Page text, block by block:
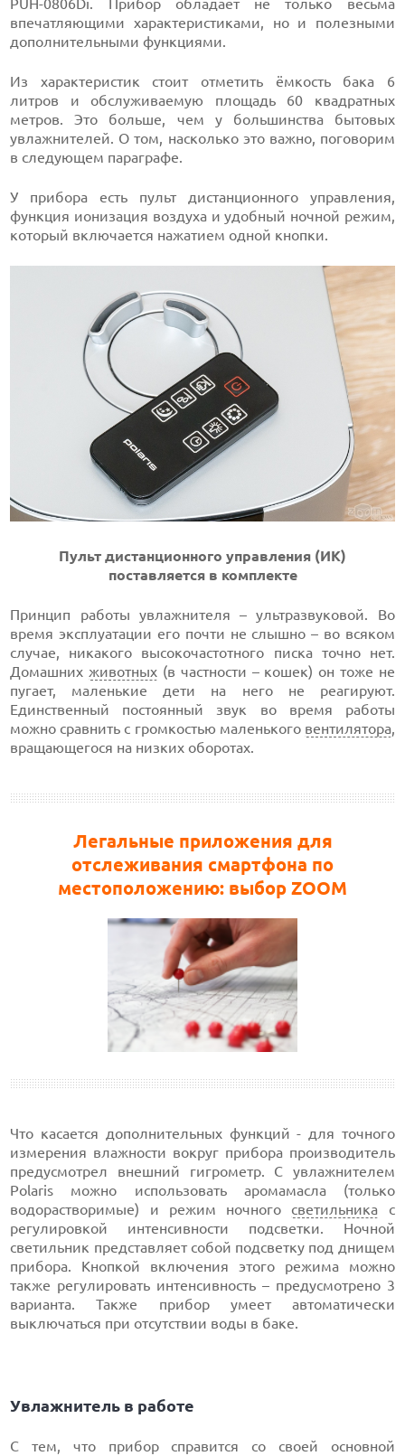
впечатляющими характеристиками, но и полезными
дополнительными функциями.
Из характеристик стоит отметить ёмкость бака 6
литров и обслуживаемую площадь 60 квадратных
метров. Это больше, чем у большинства бытовых
увлажнителей. О том, насколько это важно, поговорим
в следующем параграфе.
У прибора есть пульт дистанционного управления,
функция ионизация воздуха и удобный ночной режим,
который включается нажатием одной кнопки.
Пульт дистанционного управления (ИК)
поставляется в комплекте
Принцип работы увлажнителя – ультразвуковой. Во
время эксплуатации его почти не слышно – во всяком
случае, никакого высокочастотного писка точно нет.
Домашних животных (в частности – кошек) он тоже не
пугает, маленькие дети на него не реагируют.
Единственный постоянный звук во время работы
можно сравнить с громкостью маленького вентилятора,
вращающегося на низких оборотах.
Легальные приложения для
отслеживания смартфона по
местоположению: выбор ZOOM
Что касается дополнительных функций - для точного
измерения влажности вокруг прибора производитель
предусмотрел внешний гигрометр. С увлажнителем
Polaris можно использовать аромамасла (только
водорастворимые) и режим ночного светильника с
регулировкой интенсивности подсветки. Ночной
светильник представляет собой подсветку под днищем
прибора. Кнопкой включения этого режима можно
также регулировать интенсивность – предусмотрено 3
варианта. Также прибор умеет автоматически
выключаться при отсутствии воды в баке.
Увлажнитель в работе
С тем, что прибор справится со своей основной